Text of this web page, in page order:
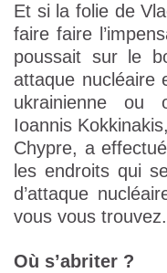
Et si la folie de
faire faire
poussait sur le
attaque nucléaire
ukrainienne ou
Ioannis
Chypre, a
les endroits qui
d’attaque
vous vous trouvez.
Où s’abriter ?